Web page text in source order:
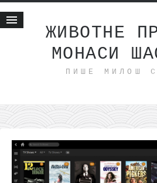
ЖИВОТНЕ
МОНАСИ
ПИШЕ МИЛОШ
Животне приче
интернет пословање
исхраном до здравља
мој хаику
моменти и места